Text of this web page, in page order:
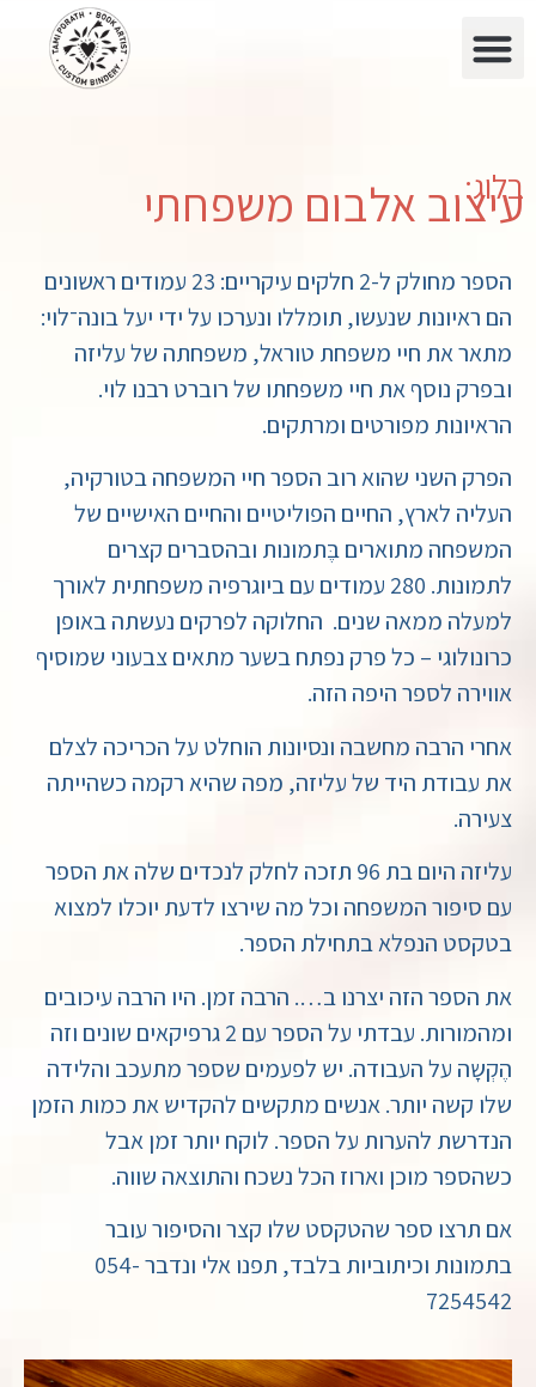
בלוג:
עיצוב אלבום משפחתי
הספר מחולק ל-2 חלקים עיקריים: 23 עמודים ראשונים
הם ראיונות שנעשו, תומללו ונערכו על ידי יעל בונה־לוי:
מתאר את חיי משפחת טוראל, משפחתה של עליזה
ובפרק נוסף את חיי משפחתו של רוברט רבנו לוי.
הראיונות מפורטים ומרתקים.
הפרק השני שהוא רוב הספר חיי המשפחה בטורקיה,
העליה לארץ, החיים הפוליטיים והחיים האישיים של
המשפחה מתוארים בֶּתמונות ובהסברים קצרים
לתמונות. 280 עמודים עם ביוגרפיה משפחתית לאורך
למעלה ממאה שנים. החלוקה לפרקים נעשתה באופן
כרונולוגי – כל פרק נפתח בשער מתאים צבעוני שמוסיף
אווירה לספר היפה הזה.
אחרי הרבה מחשבה ונסיונות הוחלט על הכריכה לצלם
את עבודת היד של עליזה, מפה שהיא רקמה כשהייתה
צעירה.
עליזה היום בת 96 תזכה לחלק לנכדים שלה את הספר
עם סיפור המשפחה וכל מה שירצו לדעת יוכלו למצוא
בטקסט הנפלא בתחילת הספר.
את הספר הזה יצרנו ב…. הרבה זמן. היו הרבה עיכובים
ומהמורות. עבדתי על הספר עם 2 גרפיקאים שונים וזה
הֶקְשָה על העבודה. יש לפעמים שספר מתעכב והלידה
שלו קשה יותר. אנשים מתקשים להקדיש את כמות הזמן
הנדרשת להערות על הספר. לוקח יותר זמן אבל
כשהספר מוכן וארוז הכל נשכח והתוצאה שווה.
אם תרצו ספר שהטקסט שלו קצר והסיפור עובר
בתמונות וכיתוביות בלבד, תפנו אלי ונדבר 054-
7254542